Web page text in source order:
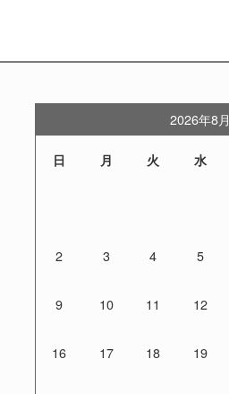
2026年8月
日 月 火 水
2 3 4 5
9 10 11 12
16 17 18 19